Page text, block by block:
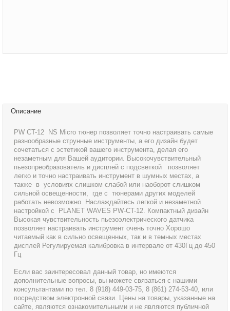
Описание
PW CT-12 NS Micro тюнер позволяет точно настраивать самые
разнообразные струнные инструменты, а его дизайн будет
сочетаться с эстетикой вашего инструмента, делая его
незаметным для Вашей аудитории. Высокочувствительный
пьезопреобразователь и дисплей с подсветкой позволяет
легко и точно настраивать инструмент в шумных местах, а
также в условиях слишком слабой или наоборот слишком
сильной освещенности, где с тюнерами других моделей
работать невозможно. Наслаждайтесь легкой и незаметной
настройкой с PLANET WAVES PW-CT-12. Компактный дизайн
Высокая чувствительность пьезоэлектрического датчика
позволяет настраивать инструмент очень точно Хорошо
читаемый как в сильно освещенных, так и в темных местах
дисплей Регулируемая калибровка в интервале от 430Гц до 450
Гц
Если вас заинтересовал данный товар, но имеются
дополнительные вопросы, вы можете связаться с нашими
консультантами по тел. 8 (918) 449-03-75, 8 (861) 274-53-40, или
посредством электронной связи. Цены на товары, указанные на
сайте, являются ознакомительными и не являются публичной